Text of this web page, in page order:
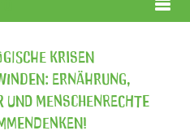
Krisen
Ernährung,
und Menschenrechte